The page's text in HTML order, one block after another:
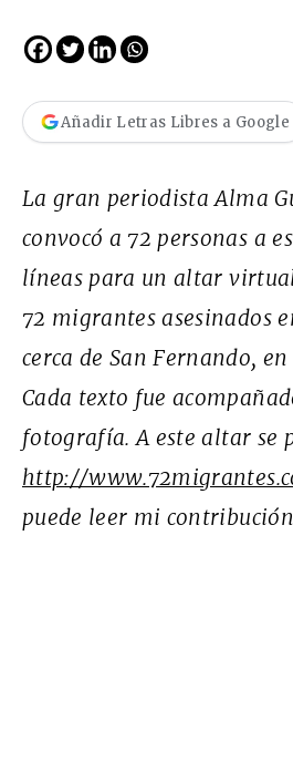
Añadir Letras Libres a Google
La gran periodista Alma
convocó a 72 personas a
líneas para un altar
72 migrantes asesinados
cerca de San Fernando,
Cada texto fue
fotografía. A este altar se
http://
puede leer mi